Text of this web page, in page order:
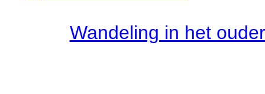
Wandeling in het